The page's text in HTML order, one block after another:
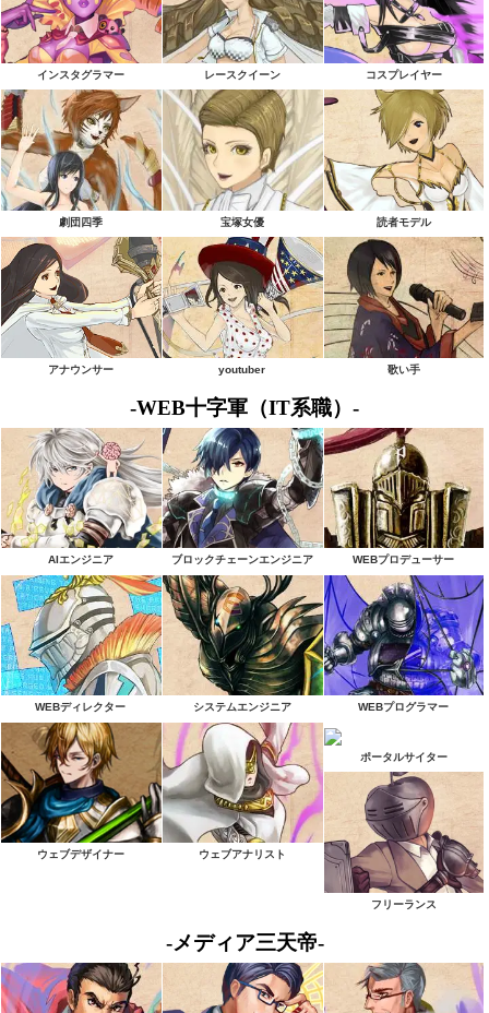
インスタグラマー レースクイーン コスプレイヤー
劇団四季 宝塚女優 読者モデル
アナウンサー youtuber 歌い手
-WEB十字軍（IT系職）-
AIエンジニア ブロックチェーンエンジニア WEBプロデューサー
WEBディレクター システムエンジニア WEBプログラマー
ウェブデザイナー ウェブアナリスト
ポータルサイター
フリーランス
-メディア三天帝-